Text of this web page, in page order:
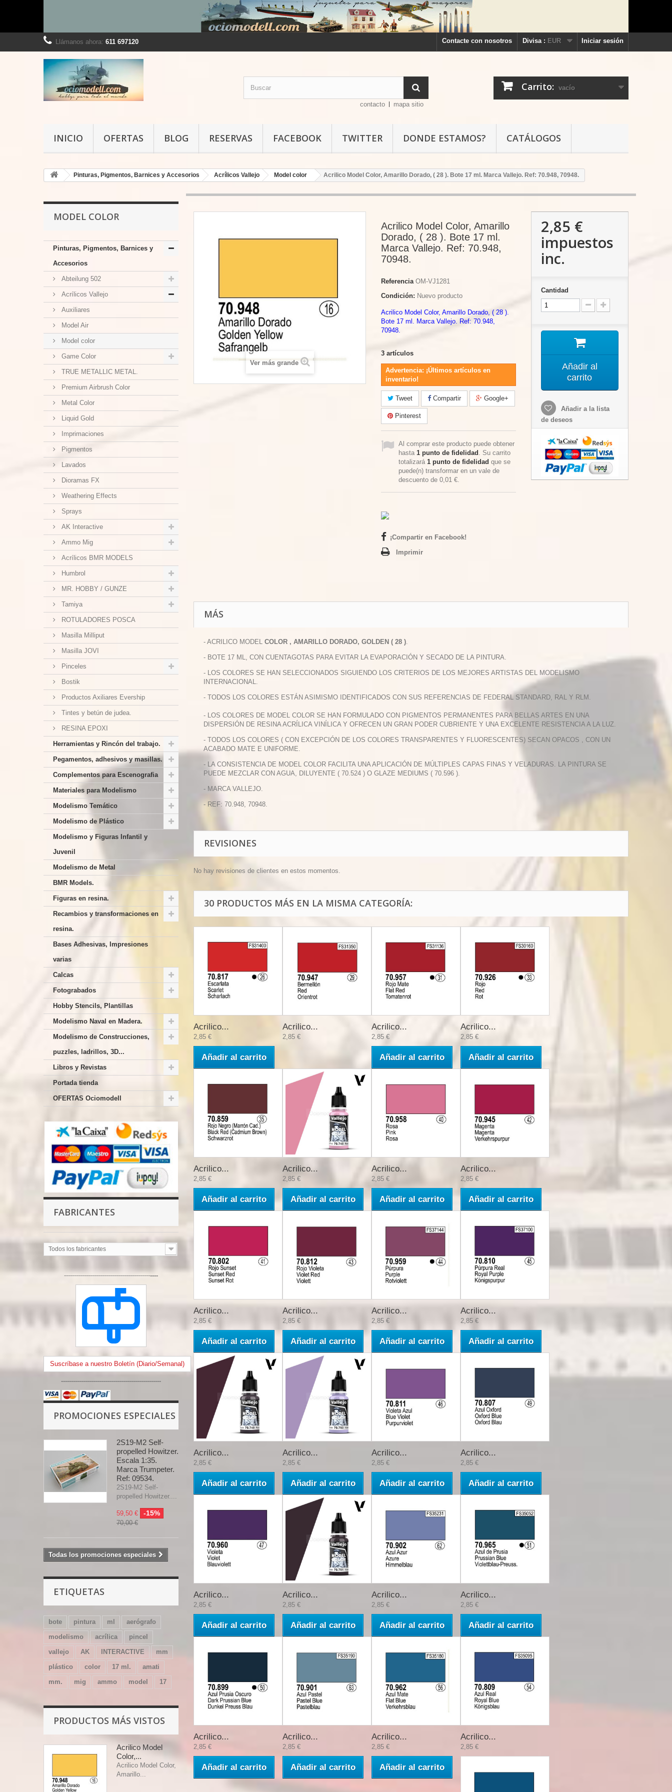
Iniciar sesión
Divisa : EUR
Contacte con nosotros
Llámanos ahora: 611 697120
Carrito: vacío
contacto mapa sitio
INICIO OFERTAS BLOG RESERVAS FACEBOOK TWITTER DONDE ESTAMOS? CATÁLOGOS
Pinturas, Pigmentos, Barnices y Accesorios Acrílicos Vallejo Model color Acrilico Model Color, Amarillo Dorado, ( 28 ). Bote 17 ml. Marca Vallejo. Ref: 70.948, 70948.
MODEL COLOR
Pinturas, Pigmentos, Barnices y
Accesorios
Abteilung 502
Acrílicos Vallejo
Auxiliares
Model Air
Model color
Game Color
TRUE METALLIC METAL.
Premium Airbrush Color
Metal Color
Liquid Gold
Imprimaciones
Pigmentos
Lavados
Dioramas FX
Weathering Effects
Sprays
AK Interactive
Ammo Mig
Acrílicos BMR MODELS
Humbrol
MR. HOBBY / GUNZE
Tamiya
ROTULADORES POSCA
Masilla Milliput
Masilla JOVI
Pinceles
Bostik
Productos Axiliares Evership
Tintes y betún de judea.
RESINA EPOXI
Herramientas y Rincón del trabajo.
Pegamentos, adhesivos y masillas.
Complementos para Escenografia
Materiales para Modelismo
Modelismo Temático
Modelismo de Plástico
Modelismo y Figuras Infantil y
Juvenil
Modelismo de Metal
BMR Models.
Figuras en resina.
Recambios y transformaciones en
resina.
Bases Adhesivas, Impresiones
varias
Calcas
Fotograbados
Hobby Stencils, Plantillas
Modelismo Naval en Madera.
Modelismo de Construcciones,
puzzles, ladrillos, 3D...
Libros y Revistas
Portada tienda
OFERTAS Ociomodell
FABRICANTES
Todos los fabricantes
-----------------------------------------------
Suscríbase a nuestro Boletín (Diario/Semanal)
--------------------------------------------------
PROMOCIONES ESPECIALES
2S19-M2 Self-
propelled Howitzer.
Escala 1:35.
Marca Trumpeter.
Ref: 09534.
2S19-M2 Self-
propelled Howitzer....
59,50 € -15%
70,00 €
Todas los promociones especiales
ETIQUETAS
bote pintura ml
aerógrafo
modelismo
acrílica
pincel
vallejo
AK INTERACTIVE
mm
plástico
color 17 ml.
amati
mm.
mig ammo model 17
PRODUCTOS MÁS VISTOS
Acrilico Model
Color,...
Acrilico Model Color,
Amarillo...
Ver más grande
Acrilico Model Color, Amarillo
Dorado, ( 28 ). Bote 17 ml.
Marca Vallejo. Ref: 70.948,
70948.
Referencia OM-VJ1281
Condición: Nuevo producto
Acrilico Model Color, Amarillo Dorado, ( 28 ).
Bote 17 ml. Marca Vallejo. Ref: 70.948,
70948.
3 artículos
Advertencia: ¡Últimos artículos en
inventario!
Tweet Compartir Google+
Pinterest
Al comprar este producto puede obtener
hasta 1 punto de fidelidad . Su carrito
totalizará 1 punto de fidelidad que se
puede(n) transformar en un vale de
descuento de 0,01 €.
¡Compartir en Facebook!
Imprimir
2,85 €
impuestos
inc.
Cantidad
Añadir al
carrito
Añadir a la lista
de deseos
MÁS
- ACRILICO MODEL COLOR , AMARILLO DORADO, GOLDEN ( 28 ).
- BOTE 17 ML, CON CUENTAGOTAS PARA EVITAR LA EVAPORACIÓN Y SECADO DE LA PINTURA.
- LOS COLORES SE HAN SELECCIONADOS SIGUIENDO LOS CRITERIOS DE LOS MEJORES ARTISTAS DEL MODELISMO
INTERNACIONAL.
- TODOS LOS COLORES ESTÁN ASIMISMO IDENTIFICADOS CON SUS REFERENCIAS DE FEDERAL STANDARD, RAL Y RLM.
- LOS COLORES DE MODEL COLOR SE HAN FORMULADO CON PIGMENTOS PERMANENTES PARA BELLAS ARTES EN UNA
DISPERSIÓN DE RESINA ACRÍLICA VINÍLICA Y OFRECEN UN GRAN PODER CUBRIENTE Y UNA EXCELENTE RESISTENCIA A LA LUZ.
- TODOS LOS COLORES ( CON EXCEPCIÓN DE LOS COLORES TRANSPARENTES Y FLUORESCENTES) SECAN OPACOS , CON UN
ACABADO MATE E UNIFORME.
- LA CONSISTENCIA DE MODEL COLOR FACILITA UNA APLICACIÓN DE MÚLTIPLES CAPAS FINAS Y VELADURAS. LA PINTURA SE
PUEDE MEZCLAR CON AGUA, DILUYENTE ( 70.524 ) O GLAZE MEDIUMS ( 70.596 ).
- MARCA VALLEJO.
- REF: 70.948, 70948.
REVISIONES
No hay revisiones de clientes en estos momentos.
30 PRODUCTOS MÁS EN LA MISMA CATEGORÍA:
Acrilico...
2,85 €
Añadir al carrito
Acrilico...
2,85 €
Acrilico...
2,85 €
Añadir al carrito
Acrilico...
2,85 €
Añadir al carrito
Acrilico...
2,85 €
Añadir al carrito
Acrilico...
2,85 €
Añadir al carrito
Acrilico...
2,85 €
Añadir al carrito
Acrilico...
2,85 €
Añadir al carrito
Acrilico...
2,85 €
Añadir al carrito
Acrilico...
2,85 €
Añadir al carrito
Acrilico...
2,85 €
Añadir al carrito
Acrilico...
2,85 €
Añadir al carrito
Acrilico...
2,85 €
Añadir al carrito
Acrilico...
2,85 €
Añadir al carrito
Acrilico...
2,85 €
Añadir al carrito
Acrilico...
2,85 €
Añadir al carrito
Acrilico...
2,85 €
Añadir al carrito
Acrilico...
2,85 €
Añadir al carrito
Acrilico...
2,85 €
Añadir al carrito
Acrilico...
2,85 €
Añadir al carrito
Acrilico...
2,85 €
Añadir al carrito
Acrilico...
2,85 €
Añadir al carrito
Acrilico...
2,85 €
Añadir al carrito
Acrilico...
2,85 €